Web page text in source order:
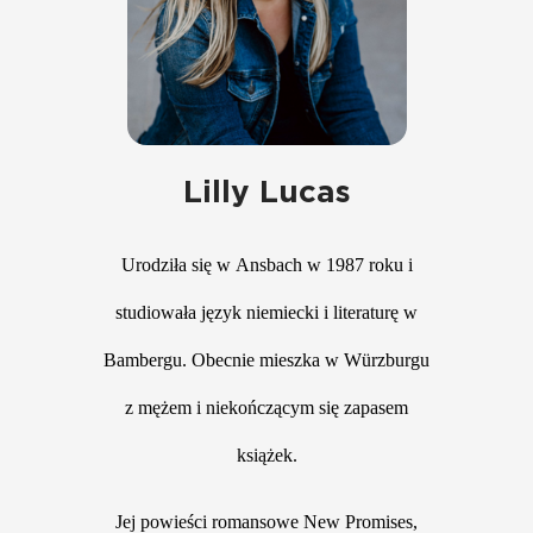
Lilly Lucas
Urodziła się w Ansbach w 1987 roku i
studiowała język niemiecki i literaturę w
Bambergu. Obecnie mieszka w Würzburgu
z mężem i niekończącym się zapasem
książek.
Jej powieści romansowe New Promises,